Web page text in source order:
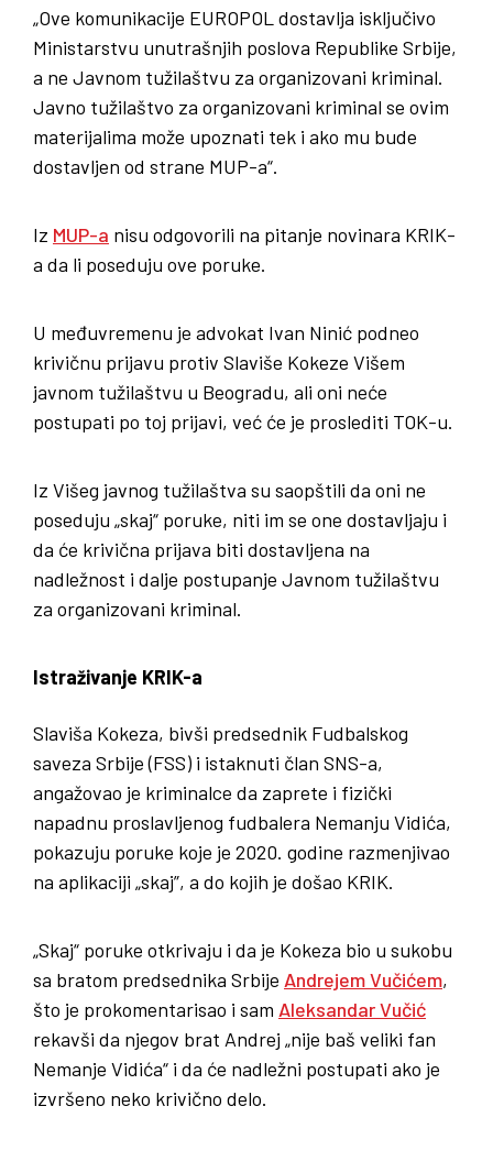
„Ove komunikacije EUROPOL dostavlja isključivo
Ministarstvu unutrašnjih poslova Republike Srbije,
a ne Javnom tužilaštvu za organizovani kriminal.
Javno tužilaštvo za organizovani kriminal se ovim
materijalima može upoznati tek i ako mu bude
dostavljen od strane MUP-a“.
Iz MUP-a nisu odgovorili na pitanje novinara KRIK-
a da li poseduju ove poruke.
U međuvremenu je advokat Ivan Ninić podneo
krivičnu prijavu protiv Slaviše Kokeze Višem
javnom tužilaštvu u Beogradu, ali oni neće
postupati po toj prijavi, već će je proslediti TOK-u.
Iz Višeg javnog tužilaštva su saopštili da oni ne
poseduju „skaj“ poruke, niti im se one dostavljaju i
da će krivična prijava biti dostavljena na
nadležnost i dalje postupanje Javnom tužilaštvu
za organizovani kriminal.
Istraživanje KRIK-a
Slaviša Kokeza, bivši predsednik Fudbalskog
saveza Srbije (FSS) i istaknuti član SNS-a,
angažovao je kriminalce da zaprete i fizički
napadnu proslavljenog fudbalera Nemanju Vidića,
pokazuju poruke koje je 2020. godine razmenjivao
na aplikaciji „skaj”, a do kojih je došao KRIK.
„Skaj“ poruke otkrivaju i da je Kokeza bio u sukobu
sa bratom predsednika Srbije Andrejem Vučićem,
što je prokomentarisao i sam Aleksandar Vučić
rekavši da njegov brat Andrej „nije baš veliki fan
Nemanje Vidića“ i da će nadležni postupati ako je
izvršeno neko krivično delo.